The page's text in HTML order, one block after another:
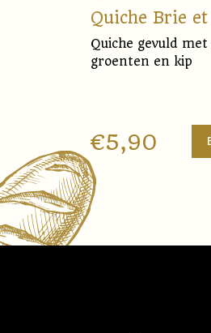
Quiche Brie
Quiche gevuld
groenten en kip
€5,90